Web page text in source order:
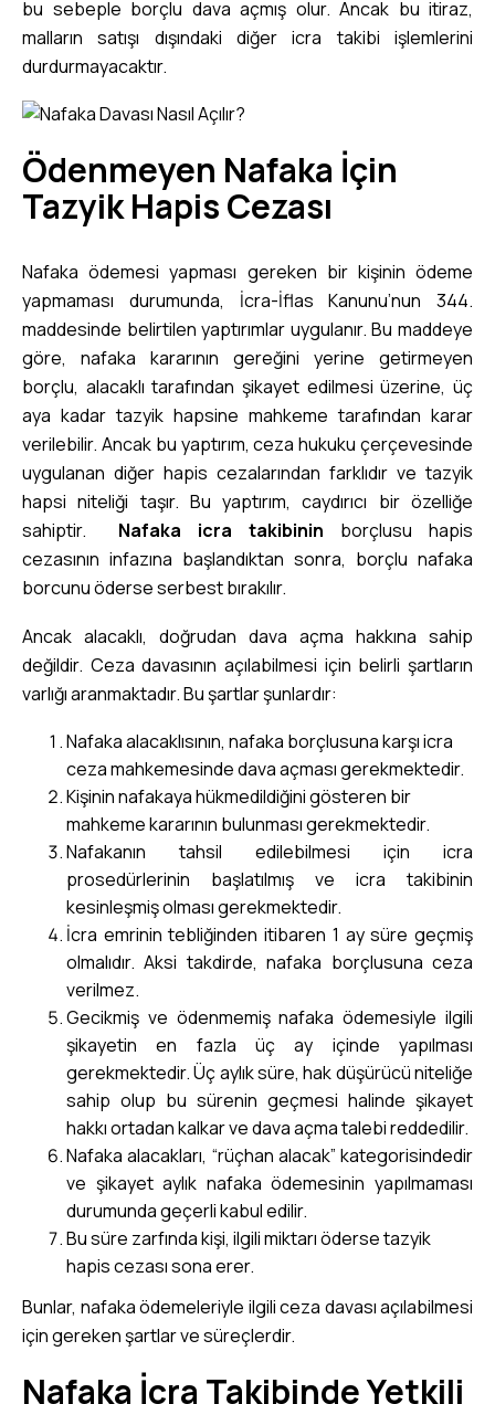
bu sebeple borçlu dava açmış olur. Ancak bu itiraz,
malların satışı dışındaki diğer icra takibi işlemlerini
durdurmayacaktır.
Ödenmeyen Nafaka İçin
Tazyik Hapis Cezası
Nafaka ödemesi yapması gereken bir kişinin ödeme
yapmaması durumunda, İcra-İflas Kanunu’nun 344.
maddesinde belirtilen yaptırımlar uygulanır. Bu maddeye
göre, nafaka kararının gereğini yerine getirmeyen
borçlu, alacaklı tarafından şikayet edilmesi üzerine, üç
aya kadar tazyik hapsine mahkeme tarafından karar
verilebilir. Ancak bu yaptırım, ceza hukuku çerçevesinde
uygulanan diğer hapis cezalarından farklıdır ve tazyik
hapsi niteliği taşır. Bu yaptırım, caydırıcı bir özelliğe
sahiptir. Nafaka icra takibinin borçlusu hapis
cezasının infazına başlandıktan sonra, borçlu nafaka
borcunu öderse serbest bırakılır.
Ancak alacaklı, doğrudan dava açma hakkına sahip
değildir. Ceza davasının açılabilmesi için belirli şartların
varlığı aranmaktadır. Bu şartlar şunlardır:
Nafaka alacaklısının, nafaka borçlusuna karşı icra
ceza mahkemesinde dava açması gerekmektedir.
Kişinin nafakaya hükmedildiğini gösteren bir
mahkeme kararının bulunması gerekmektedir.
Nafakanın tahsil edilebilmesi için icra
prosedürlerinin başlatılmış ve icra takibinin
kesinleşmiş olması gerekmektedir.
İcra emrinin tebliğinden itibaren 1 ay süre geçmiş
olmalıdır. Aksi takdirde, nafaka borçlusuna ceza
verilmez.
Gecikmiş ve ödenmemiş nafaka ödemesiyle ilgili
şikayetin en fazla üç ay içinde yapılması
gerekmektedir. Üç aylık süre, hak düşürücü niteliğe
sahip olup bu sürenin geçmesi halinde şikayet
hakkı ortadan kalkar ve dava açma talebi reddedilir.
Nafaka alacakları, “rüçhan alacak” kategorisindedir
ve şikayet aylık nafaka ödemesinin yapılmaması
durumunda geçerli kabul edilir.
Bu süre zarfında kişi, ilgili miktarı öderse tazyik
hapis cezası sona erer.
Bunlar, nafaka ödemeleriyle ilgili ceza davası açılabilmesi
için gereken şartlar ve süreçlerdir.
Nafaka İcra Takibinde Yetkili